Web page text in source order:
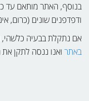
בנוסף, האתר מותאם עד
ודפדפנים שונים (כרום,
אם נתקלת בבעיה כלשהי,
באתר ואנו ננסה לתקן את